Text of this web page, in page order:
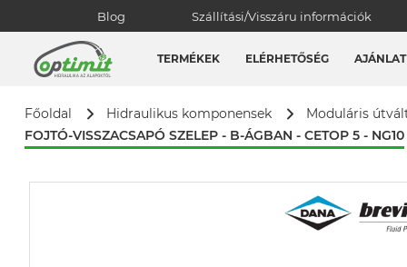
Blog Szállítási/Visszáru információk
TERMÉKEK ELÉRHETŐSÉG
Főoldal Hidraulikus komponensek
Moduláris
FOJTÓ-VISSZACSAPÓ SZELEP - B-ÁGBAN - CETOP 5 - NG10